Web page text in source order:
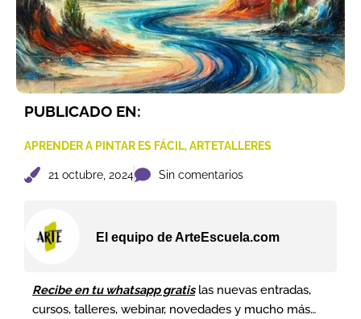
PUBLICADO EN:
APRENDER A PINTAR ES FÁCIL,ARTETALLERES
21 octubre, 2024 Sin comentarios
El equipo de ArteEscuela.com
Recibe en tu whatsapp gratislas nuevas entradas,
cursos, talleres, webinar, novedades y mucho más…